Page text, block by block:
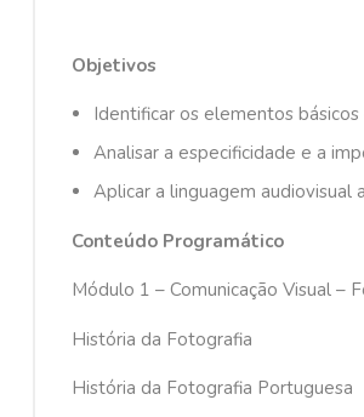
Objetivos
Identificar os elementos
Analisar a especificidade e a
Aplicar a linguagem audiovisual
Conteúdo Programático
Módulo 1 – Comunicação Visual –
História da Fotografia
História da Fotografia Portuguesa